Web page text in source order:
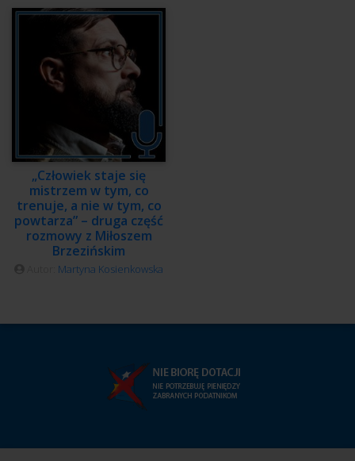
„Człowiek staje się
mistrzem w tym, co
trenuje, a nie w tym, co
powtarza” – druga część
rozmowy z Miłoszem
Brzezińskim
Martyna Kosienkowska